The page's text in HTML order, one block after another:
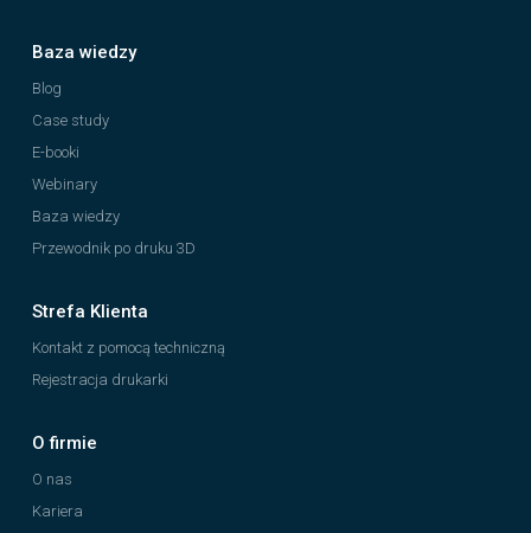
Baza wiedzy
Blog
Case study
E-booki
Webinary
Baza wiedzy
Przewodnik po druku 3D
Strefa Klienta
Kontakt z pomocą techniczną
Rejestracja drukarki
O firmie
O nas
Kariera